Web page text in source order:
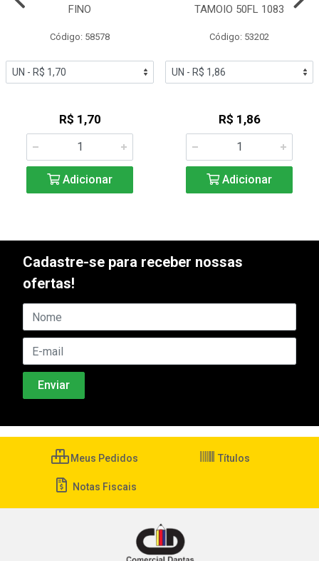
FINO
Código: 58578
R$ 1,70
Adicionar
TAMOIO 50FL 1083
Código: 53202
R$ 1,86
Adicionar
Cadastre-se para receber nossas
ofertas!
Meus Pedidos Títulos
Notas Fiscais